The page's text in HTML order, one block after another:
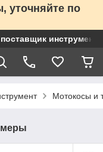
уточняйте по
Мотокосы и